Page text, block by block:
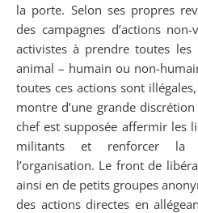
la porte. Selon ses propres
des campagnes d’actions
activistes à prendre toutes les
animal – humain ou non-
toutes ces actions sont
montre d’une grande
chef est supposée affermir les
militants et renforcer la
l’organisation. Le front de
ainsi en de petits groupes
des actions directes en